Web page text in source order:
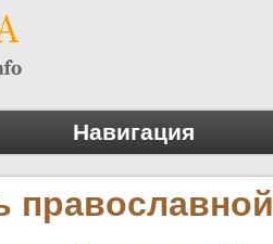
Навигация